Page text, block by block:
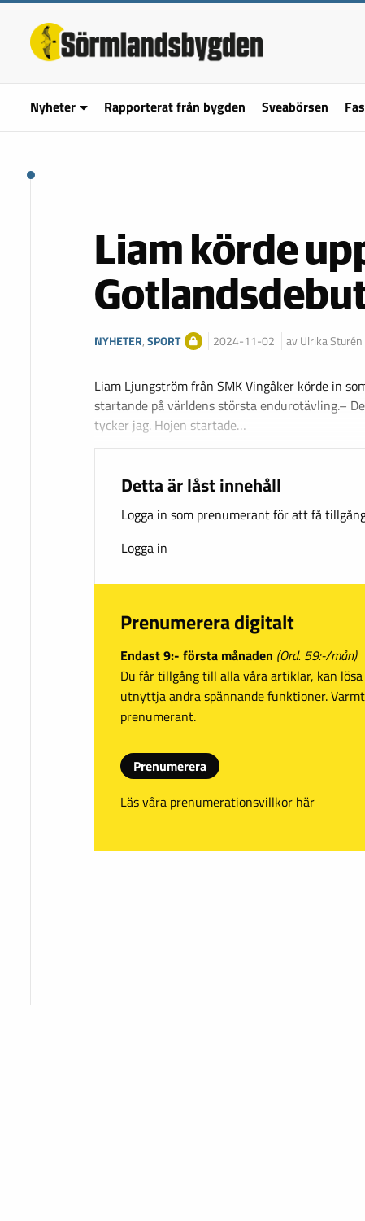
Nyheter Rapporterat från bygden Sveabörsen
Liam körde
NYHETER,SPORT 2024-11-02 av Ulrika Sturén
Liam Ljungström från SMK Vingåker körde in
startande på världens största endurotävling.–
tycker jag. Hojen startade…
Detta är låst innehåll
Logga in som prenumerant för att få
Logga in
Prenumerera digitalt
Endast 9:- första månaden (Ord. 59:-/mån)
Du får tillgång till alla våra artiklar, kan
utnyttja andra spännande funktioner.
prenumerant.
Prenumerera
Läs våra prenumerationsvillkor här